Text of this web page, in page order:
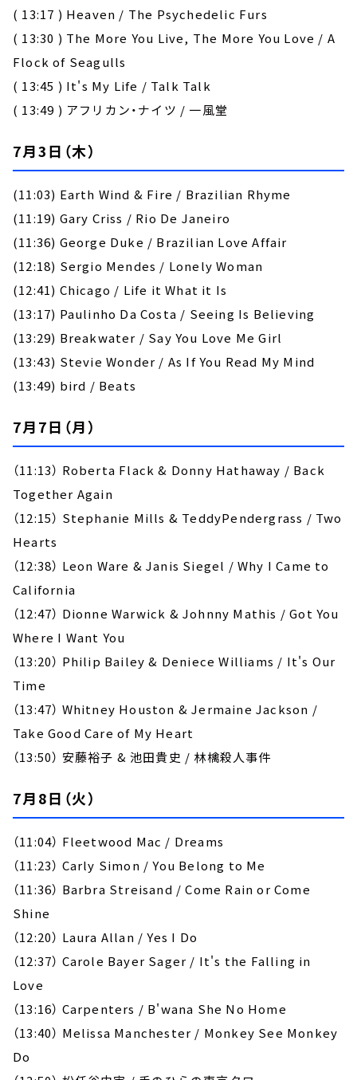
( 13:17 ) Heaven / The Psychedelic Furs
( 13:30 ) The More You Live, The More You Love / A
Flock of Seagulls
( 13:45 ) It's My Life / Talk Talk
( 13:49 ) アフリカン・ナイツ / 一風堂
7月3日（木）
(11:03) Earth Wind & Fire / Brazilian Rhyme
(11:19) Gary Criss / Rio De Janeiro
(11:36) George Duke / Brazilian Love Affair
(12:18) Sergio Mendes / Lonely Woman
(12:41) Chicago / Life it What it Is
(13:17) Paulinho Da Costa / Seeing Is Believing
(13:29) Breakwater / Say You Love Me Girl
(13:43) Stevie Wonder / As If You Read My Mind
(13:49) bird / Beats
7月7日（月）
（11:13） Roberta Flack & Donny Hathaway / Back
Together Again
（12:15） Stephanie Mills & TeddyPendergrass / Two
Hearts
（12:38） Leon Ware & Janis Siegel / Why I Came to
California
（12:47） Dionne Warwick & Johnny Mathis / Got You
Where I Want You
（13:20） Philip Bailey & Deniece Williams / It's Our
Time
（13:47） Whitney Houston & Jermaine Jackson /
Take Good Care of My Heart
（13:50） 安藤裕子 & 池田貴史 / 林檎殺人事件
7月8日（火）
（11:04） Fleetwood Mac / Dreams
（11:23） Carly Simon / You Belong to Me
（11:36） Barbra Streisand / Come Rain or Come
Shine
（12:20） Laura Allan / Yes I Do
（12:37） Carole Bayer Sager / It's the Falling in
Love
（13:16） Carpenters / B'wana She No Home
（13:40） Melissa Manchester / Monkey See Monkey
Do